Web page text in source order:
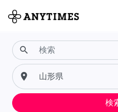
search
place
検